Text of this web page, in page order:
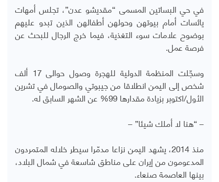
في حي البساتين المسمى “مقديشو عدن”، تجلس أمهات
يائسات أمام بيوتهن وحولهن أطفالهن الذين تبدو عليهم
بوضوح علامات سوء التغذية، فيما خرج الرجال للبحث عن
فرصة عمل.
وسجّلت المنظمة الدولية للهجرة وصول حوالى 17 ألف
شخص إلى اليمن انطلاقا من جيبوتي والصومال في تشرين
الأول/اكتوبر بزيادة مقدارها 99% عن الشهر السابق له.
– “هنا لا أملك شيئا” –
منذ 2014، يشهد اليمن نزاعا مدمّرا سيطر خلاله المتمردون
المدعومون من إيران على مناطق شاسعة في شمال البلاد،
بينها العاصمة صنعاء.